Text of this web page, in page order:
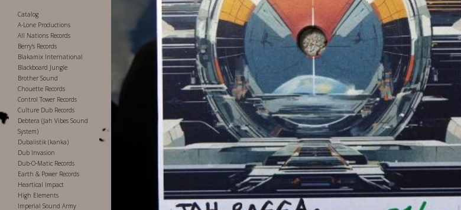
Catalog
A-Lone Productions
All Nations Records
Berry's Records
Blakamix International
Blackboard Jungle
Brother Sound
Chouette Records
Control Tower Records
Culture Dub Records
Debtera (Jah Vibes Sound
System)
Dubalistik (kanka)
Dub Invasion
Dub-O-Matic Records
Earth & Power Records
Heartical Impact
High Elements
Imperial Sound Army